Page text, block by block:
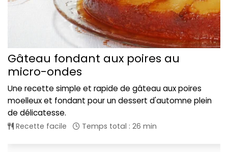
Gâteau fondant aux poires au
micro-ondes
Une recette simple et rapide de gâteau aux poires
moelleux et fondant pour un dessert d'automne plein
de délicatesse.
Recette facile Temps total : 26 min